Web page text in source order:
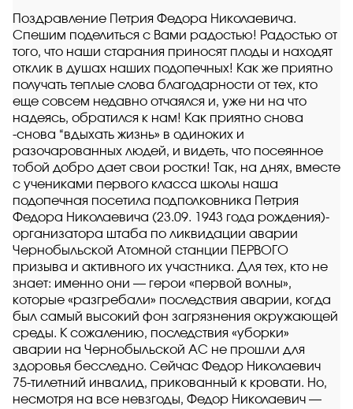
Поздравление Петрия Федора Николаевича.
Спешим поделиться с Вами радостью! Радостью от
того, что наши старания приносят плоды и находят
отклик в душах наших подопечных! Как же приятно
получать теплые слова благодарности от тех, кто
еще совсем недавно отчаялся и, уже ни на что
надеясь, обратился к нам! Как приятно снова
-снова “вдыхать жизнь» в одиноких и
разочарованных людей, и видеть, что посеянное
тобой добро дает свои ростки! Так, на днях, вместе
с учениками первого класса школы наша
подопечная посетила подполковника Петрия
Федора Николаевича (23.09. 1943 года рождения)-
организатора штаба по ликвидации аварии
Чернобыльской Атомной станции ПЕРВОГО
призыва и активного их участника. Для тех, кто не
знает: именно они — герои «первой волны»,
которые «разгребали» последствия аварии, когда
был самый высокий фон загрязнения окружающей
среды. К сожалению, последствия «уборки»
аварии на Чернобыльской АС не прошли для
здоровья бесследно. Сейчас Федор Николаевич
75-тилетний инвалид, прикованный к кровати. Но,
несмотря на все невзгоды, Федор Николаевич —